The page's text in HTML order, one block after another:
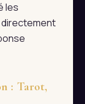
les
: Tarot,